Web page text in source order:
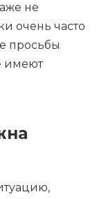
не
очень часто
просьбы
имеют